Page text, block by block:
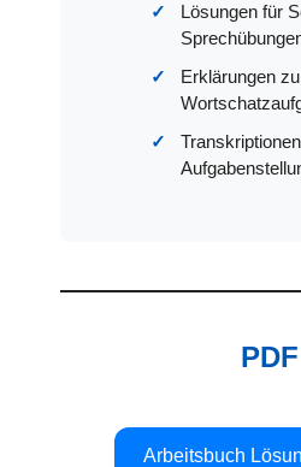
Lösungen für
Erklärungen
PDF
Arbeitsbuch